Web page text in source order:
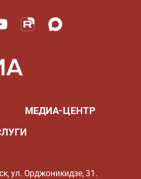
МЕДИА-ЦЕНТР
ул. Орджоникидзе, 31.